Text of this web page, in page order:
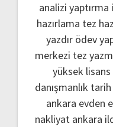
analizi yaptırma
hazırlama tez
yazdır ödev
merkezi tez
yüksek lisans
danışmanlık tarih
ankara evden
nakliyat ankara